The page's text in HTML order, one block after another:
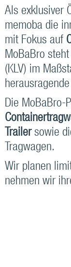
Als exklusiver
memoba die
mit Fokus auf
MoBaBro
(KLV) im
Die MoBaBro-
Trailersowie
Tragwagen.
Wir planen
nehmen wir